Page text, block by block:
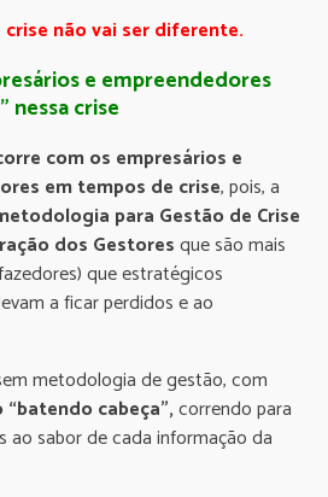
crise não vai ser diferente.
e empreendedores
nessa crise
com os empresários e
em tempos de crise, pois, a
para Gestão de Crise
dos Gestoresque são mais
que estratégicos
a ficar perdidos e ao
metodologia de gestão, com
“batendo cabeça”,correndo para
ao sabor de cada informação da